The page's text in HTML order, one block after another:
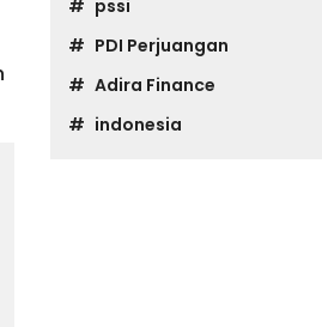
pssi
PDI Perjuangan
Adira Finance
indonesia